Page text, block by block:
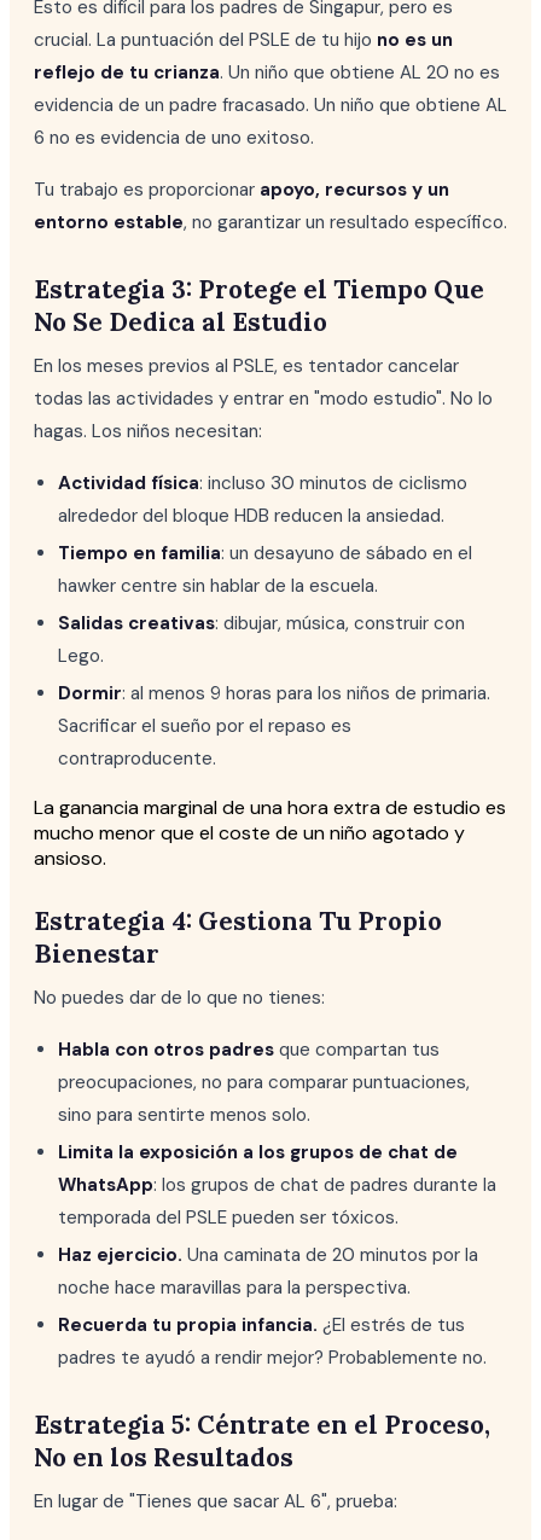
Esto es difícil para los padres de Singapur, pero es
crucial. La puntuación del PSLE de tu hijo no es un
reflejo de tu crianza. Un niño que obtiene AL 20 no es
evidencia de un padre fracasado. Un niño que obtiene AL
6 no es evidencia de uno exitoso.
Tu trabajo es proporcionar apoyo, recursos y un
entorno estable, no garantizar un resultado específico.
Estrategia 3: Protege el Tiempo Que
No Se Dedica al Estudio
En los meses previos al PSLE, es tentador cancelar
todas las actividades y entrar en "modo estudio". No lo
hagas. Los niños necesitan:
Actividad física: incluso 30 minutos de ciclismo
alrededor del bloque HDB reducen la ansiedad.
Tiempo en familia: un desayuno de sábado en el
hawker centre sin hablar de la escuela.
Salidas creativas: dibujar, música, construir con
Lego.
Dormir: al menos 9 horas para los niños de primaria.
Sacrificar el sueño por el repaso es
contraproducente.
La ganancia marginal de una hora extra de estudio es
mucho menor que el coste de un niño agotado y
ansioso.
Estrategia 4: Gestiona Tu Propio
Bienestar
No puedes dar de lo que no tienes:
Habla con otros padres que compartan tus
preocupaciones, no para comparar puntuaciones,
sino para sentirte menos solo.
Limita la exposición a los grupos de chat de
WhatsApp: los grupos de chat de padres durante la
temporada del PSLE pueden ser tóxicos.
Haz ejercicio. Una caminata de 20 minutos por la
noche hace maravillas para la perspectiva.
Recuerda tu propia infancia. ¿El estrés de tus
padres te ayudó a rendir mejor? Probablemente no.
Estrategia 5: Céntrate en el Proceso,
No en los Resultados
En lugar de "Tienes que sacar AL 6", prueba: